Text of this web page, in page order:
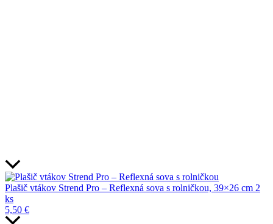
Plašič vtákov Strend Pro – Reflexná sova s rolničkou, 39×26 cm 2
ks
5,50 €